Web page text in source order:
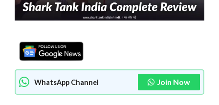
WhatsApp Channel Join Now